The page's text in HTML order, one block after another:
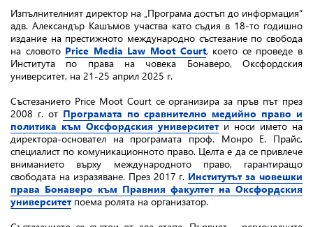
Изпълнителният директор на „Програма достъп до информация“
адв. Александър Кашъмов участва като съдия в 18-то годишно
издание на престижното международно състезание по свобода
на словото Price Media Law Moot Court, което се проведе в
Института по права на човека Бонаверо, Оксфордския
университет, на 21-25 април 2025 г.
Състезанието Price Moot Court се организира за пръв път през
2008 г. от Програмата по сравнително медийно право и
политика към Оксфордския университети носи името на
директора-основател на програмата проф. Монро Е. Прайс,
специалист по комуникационното право. Целта е да се привлече
вниманието върху международното право, гарантиращо
свободата на изразяване. През 2017 г. Институтът за човешки
права Бонаверо към Правния факултет на Оксфордския
университетпоема ролята на организатор.